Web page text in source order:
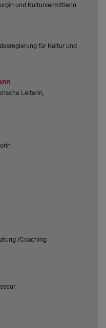
und Kulturvermittlerin
für Kultur und
Leiterin,
/Coaching